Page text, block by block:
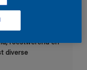
roestwerend en
diverse